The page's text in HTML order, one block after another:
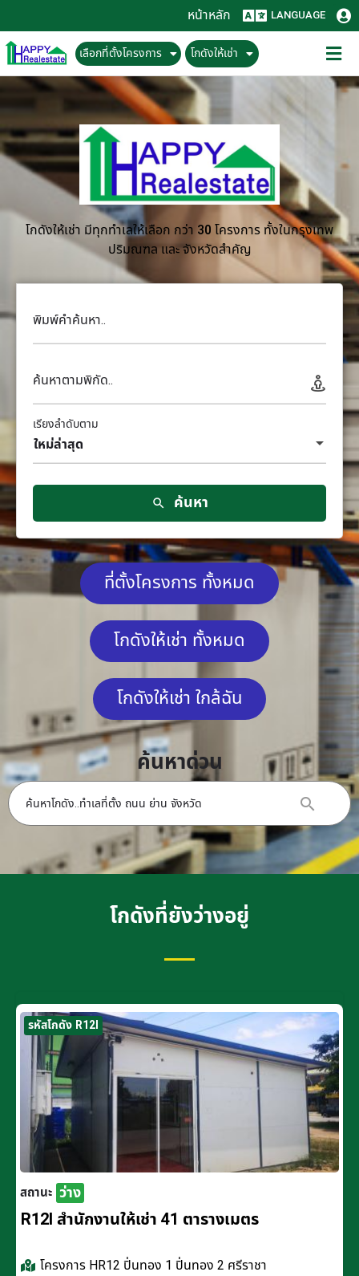
หน้าหลัก LANGUAGE
เลือกที่ตั้งโครงการ โกดังให้เช่า
โกดังให้เช่า มีทุกทำเลให้เลือก กว่า 30 โครงการ ทั้งในกรุงเทพ
ปริมณฑล และ จังหวัดสำคัญ
พิมพ์คำค้นหา..
ค้นหาตามพิกัด..
ใหม่ล่าสุด
เรียงลำดับตาม
ค้นหา
ที่ตั้งโครงการ ทั้งหมด
โกดังให้เช่า ทั้งหมด
โกดังให้เช่า ใกล้ฉัน
ค้นหาด่วน
โกดังที่ยังว่างอยู่
รหัสโกดัง R12I
สถานะ ว่าง
R12I สำนักงานให้เช่า 41 ตารางเมตร
โครงการ HR12 ปิ่นทอง 1 ปิ่นทอง 2 ศรีราชา